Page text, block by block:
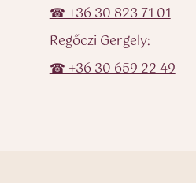
☎ +36 30 823 71 01
Regőczi Gergely:
☎ +36 30 659 22 49